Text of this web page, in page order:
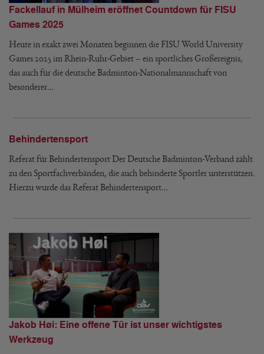
Fackellauf in Mülheim eröffnet Countdown für FISU
Games 2025
Heute in exakt zwei Monaten beginnen die FISU World University
Games 2025 im Rhein-Ruhr-Gebiet – ein sportliches Großereignis,
das auch für die deutsche Badminton-Nationalmannschaft von
besonderer…
Behindertensport
Referat für Behindertensport Der Deutsche Badminton-Verband zählt
zu den Sportfachverbänden, die auch behinderte Sportler unterstützen.
Hierzu wurde das Referat Behindertensport…
Jakob Høi: Eine offene Tür ist unser wichtigstes
Werkzeug